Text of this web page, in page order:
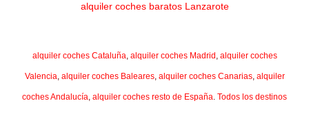
alquiler coches baratos Lanzarote
alquiler coches Cataluña, alquiler coches Madrid , alquiler coches
Valencia, alquiler coches Baleares, alquiler coches Canarias, alquiler
coches Andalucía, alquiler coches resto de España. Todos los destinos